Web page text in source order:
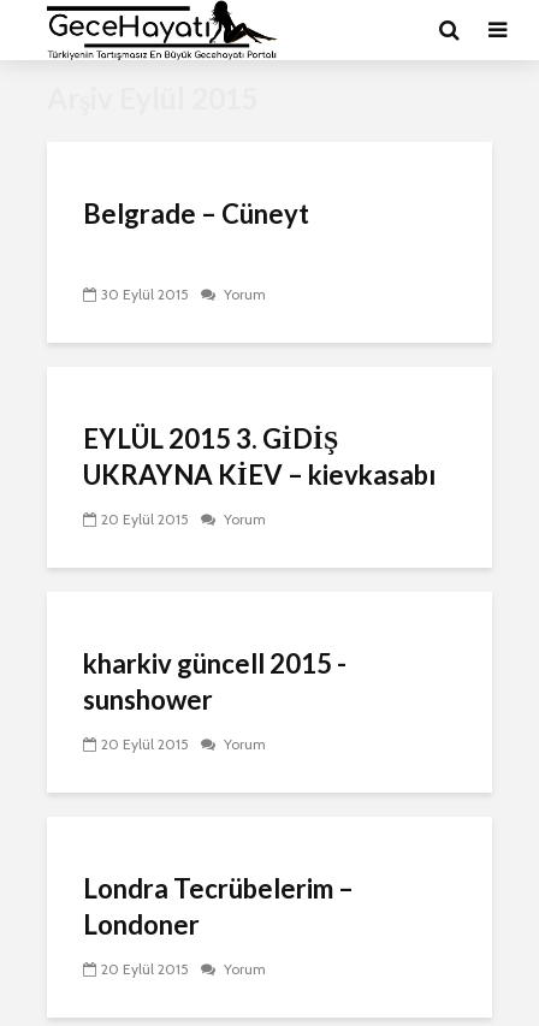
Belgrade – Cüneyt
30 Eylül 2015 Yorum
EYLÜL 2015 3. GİDİŞ
UKRAYNA KİEV – kievkasabı
20 Eylül 2015 Yorum
kharkiv güncell 2015 -
sunshower
20 Eylül 2015 Yorum
Londra‏ Tecrübelerim –
Londoner
20 Eylül 2015 Yorum